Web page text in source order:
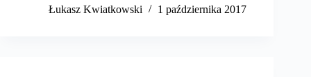
​Łukasz Kwiatkowski 1 października 2017